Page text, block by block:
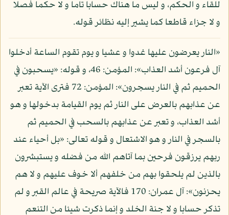
للقاء و الحكم، و ليس ما هناك حسابا تاما و لا حكما فصلا
و لا جزاء قاطعا كما يشير إليه نظائر قوله.
«النار يعرضون عليها غدوا و عشيا و يوم تقوم الساعة أدخلوا
آل فرعون أشد العذاب»: المؤمن: 46، و قوله: «يسحبون في
الحميم ثم في النار يسجرون»: المؤمن: 72 فترى الآية تعبر
عن عذابهم بالعرض على النار ثم يوم القيامة بدخولها و هو
أشد العذاب، و تعبر عن عذابهم بالسحب في الحميم ثم
بالسجر في النار و هو الاشتعال و قوله تعالى: «بل أحياء عند
ربهم يرزقون فرحين بما آتاهم الله من فضله و يستبشرون
بالذين لم يلحقوا بهم من خلفهم ألا خوف عليهم و لا هم
يحزنون»: آل عمران: 170 فالآية صريحة في عالم القبر و لم
تذكر حسابا و لا جنة الخلد و إنما ذكرت شيئا من التنعم